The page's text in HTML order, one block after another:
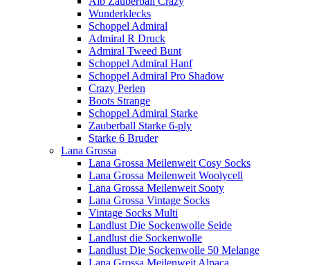
Wunderklecks
Schoppel Admiral
Admiral R Druck
Admiral Tweed Bunt
Schoppel Admiral Hanf
Schoppel Admiral Pro Shadow
Crazy Perlen
Boots Strange
Schoppel Admiral Starke
Zauberball Starke 6-ply
Starke 6 Bruder
Lana Grossa
Lana Grossa Meilenweit Cosy Socks
Lana Grossa Meilenweit Woolycell
Lana Grossa Meilenweit Sooty
Lana Grossa Vintage Socks
Vintage Socks Multi
Landlust Die Sockenwolle Seide
Landlust die Sockenwolle
Landlust Die Sockenwolle 50 Melange
Lana Grossa Meilenweit Alpaca